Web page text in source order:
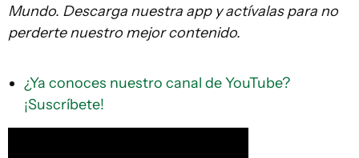
Mundo. Descarga nuestra app y actívalas para no
perderte nuestro mejor contenido.
¿Ya conoces nuestro canal de YouTube?
¡Suscríbete!